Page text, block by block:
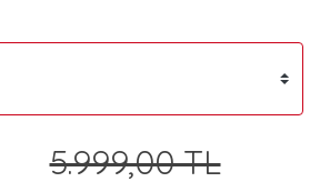
5.999,00 TL